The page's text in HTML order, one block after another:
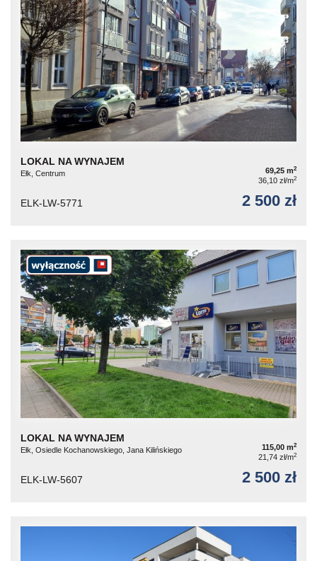
LOKAL NA WYNAJEM
Ełk, Centrum 69,25 m2
36,10 zł/m2
ELK-LW-5771 2 500 zł
LOKAL NA WYNAJEM
Ełk, Osiedle Kochanowskiego, Jana Kilińskiego 115,00 m2
21,74 zł/m2
ELK-LW-5607 2 500 zł